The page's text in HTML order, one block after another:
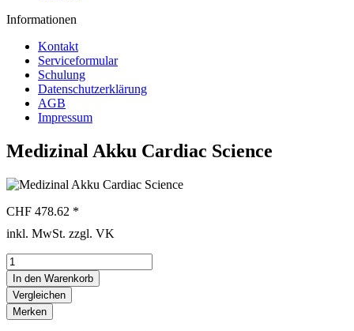
Informationen
Kontakt
Serviceformular
Schulung
Datenschutzerklärung
AGB
Impressum
Medizinal Akku Cardiac Science
CHF 478.62 *
inkl. MwSt. zzgl. VK
In den Warenkorb
Vergleichen
Merken